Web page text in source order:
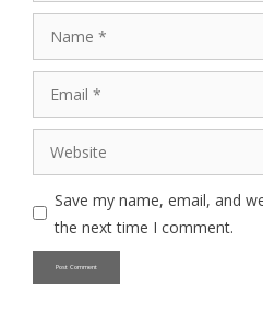
Save my name, email, and
the next time I comment.